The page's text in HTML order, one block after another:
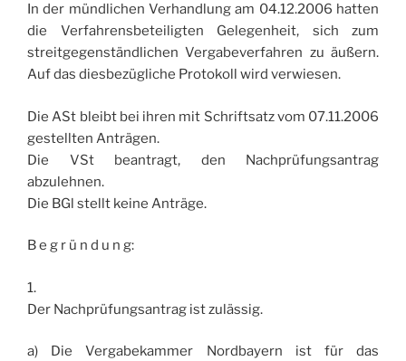
In der mündlichen Verhandlung am 04.12.2006 hatten
die Verfahrensbeteiligten Gelegenheit, sich zum
streitgegenständlichen Vergabeverfahren zu äußern.
Auf das diesbezügliche Protokoll wird verwiesen.
Die ASt bleibt bei ihren mit Schriftsatz vom 07.11.2006
gestellten Anträgen.
Die VSt beantragt, den Nachprüfungsantrag
abzulehnen.
Die BGl stellt keine Anträge.
B e g r ü n d u n g:
1.
Der Nachprüfungsantrag ist zulässig.
a) Die Vergabekammer Nordbayern ist für das